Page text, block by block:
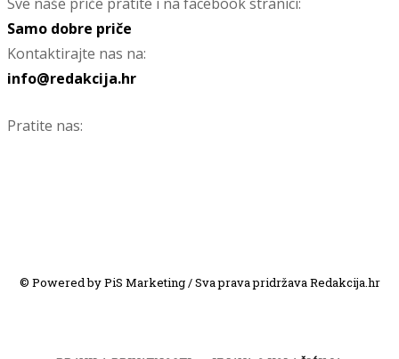
Samo dobre priče
Kontaktirajte nas na:
info@redakcija.hr
Pratite nas:
© Powered by PiS Marketing / Sva prava pridržava Redakcija.hr